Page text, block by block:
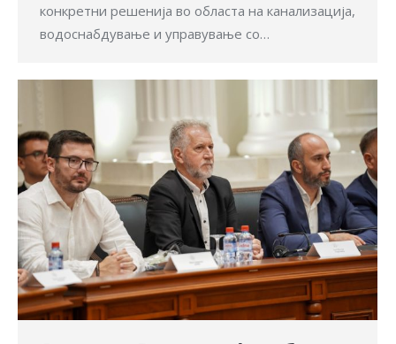
конкретни решенија во областа на канализација,
водоснабдување и управување со…